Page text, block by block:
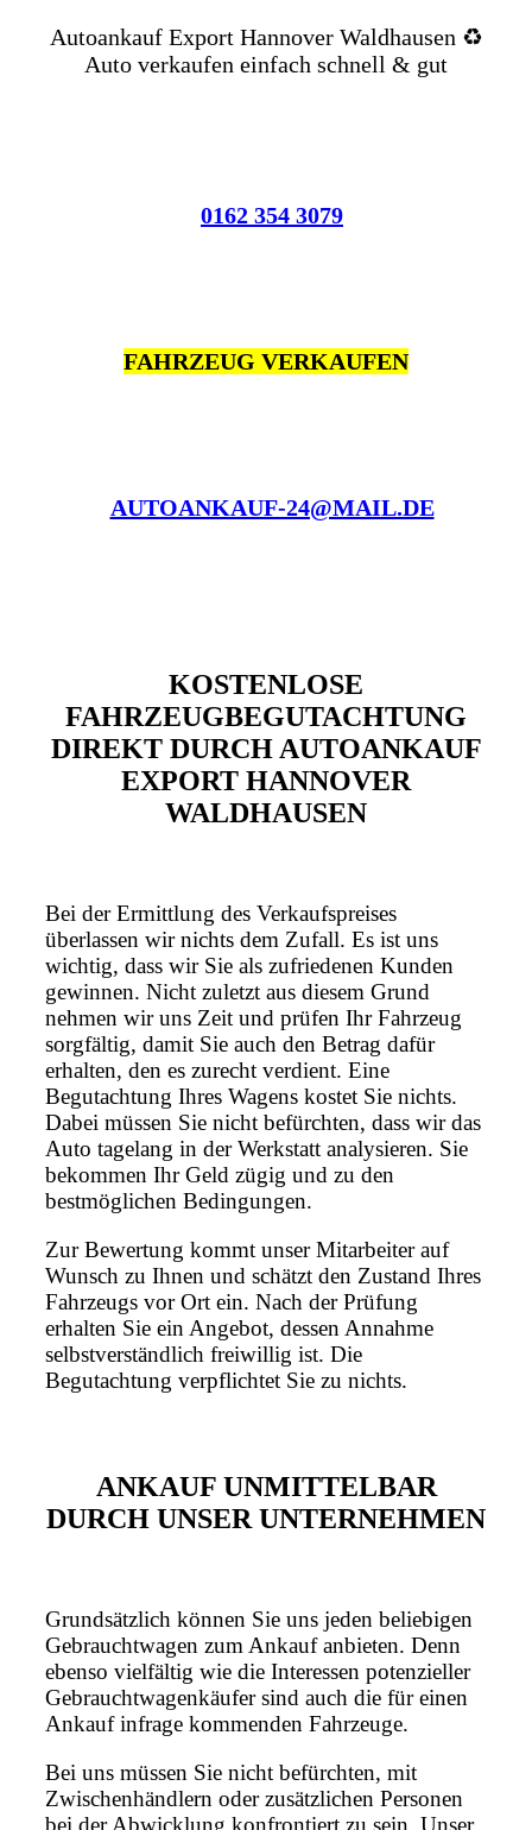
Autoankauf Export Hannover Waldhausen ♻️
Auto verkaufen einfach schnell & gut
0162 354 3079
FAHRZEUG VERKAUFEN
AUTOANKAUF-24@MAIL.DE
KOSTENLOSE
FAHRZEUGBEGUTACHTUNG
DIREKT DURCH AUTOANKAUF
EXPORT HANNOVER
WALDHAUSEN
Bei der Ermittlung des Verkaufspreises
überlassen wir nichts dem Zufall. Es ist uns
wichtig, dass wir Sie als zufriedenen Kunden
gewinnen. Nicht zuletzt aus diesem Grund
nehmen wir uns Zeit und prüfen Ihr Fahrzeug
sorgfältig, damit Sie auch den Betrag dafür
erhalten, den es zurecht verdient. Eine
Begutachtung Ihres Wagens kostet Sie nichts.
Dabei müssen Sie nicht befürchten, dass wir das
Auto tagelang in der Werkstatt analysieren. Sie
bekommen Ihr Geld zügig und zu den
bestmöglichen Bedingungen.
Zur Bewertung kommt unser Mitarbeiter auf
Wunsch zu Ihnen und schätzt den Zustand Ihres
Fahrzeugs vor Ort ein. Nach der Prüfung
erhalten Sie ein Angebot, dessen Annahme
selbstverständlich freiwillig ist. Die
Begutachtung verpflichtet Sie zu nichts.
ANKAUF UNMITTELBAR
DURCH UNSER UNTERNEHMEN
Grundsätzlich können Sie uns jeden beliebigen
Gebrauchtwagen zum Ankauf anbieten. Denn
ebenso vielfältig wie die Interessen potenzieller
Gebrauchtwagenkäufer sind auch die für einen
Ankauf infrage kommenden Fahrzeuge.
Bei uns müssen Sie nicht befürchten, mit
Zwischenhändlern oder zusätzlichen Personen
bei der Abwicklung konfrontiert zu sein. Unser